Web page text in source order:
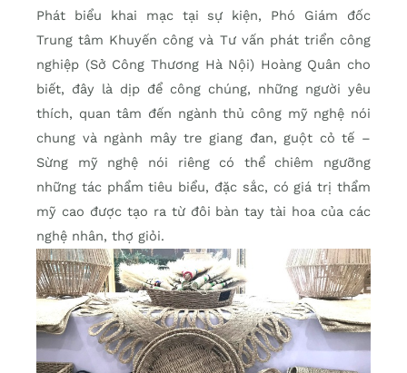
Phát biểu khai mạc tại sự kiện, Phó Giám đốc
Trung tâm Khuyến công và Tư vấn phát triển công
nghiệp (Sở Công Thương Hà Nội) Hoàng Quân cho
biết, đây là dịp để công chúng, những người yêu
thích, quan tâm đến ngành thủ công mỹ nghệ nói
chung và ngành mây tre giang đan, guột cỏ tế –
Sừng mỹ nghệ nói riêng có thể chiêm ngưỡng
những tác phẩm tiêu biểu, đặc sắc, có giá trị thẩm
mỹ cao được tạo ra từ đôi bàn tay tài hoa của các
nghệ nhân, thợ giỏi.